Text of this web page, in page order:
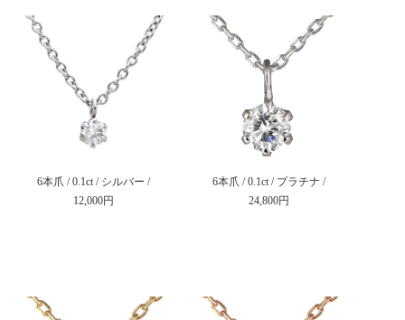
6本爪 / 0.1ct / シルバー /
12,000円
6本爪 / 0.1ct / プラチナ /
24,800円